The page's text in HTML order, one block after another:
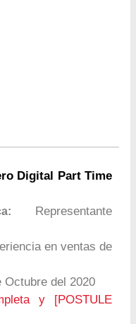
Digital Part Time
Representante
en ventas de
Octubre del 2020
y [POSTULE